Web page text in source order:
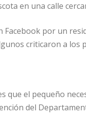
en una calle
Facebook por un
criticaron a
que el pequeño
del